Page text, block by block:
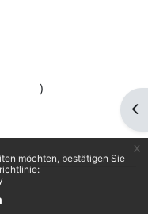
möchten, bestätigen Sie
x
)